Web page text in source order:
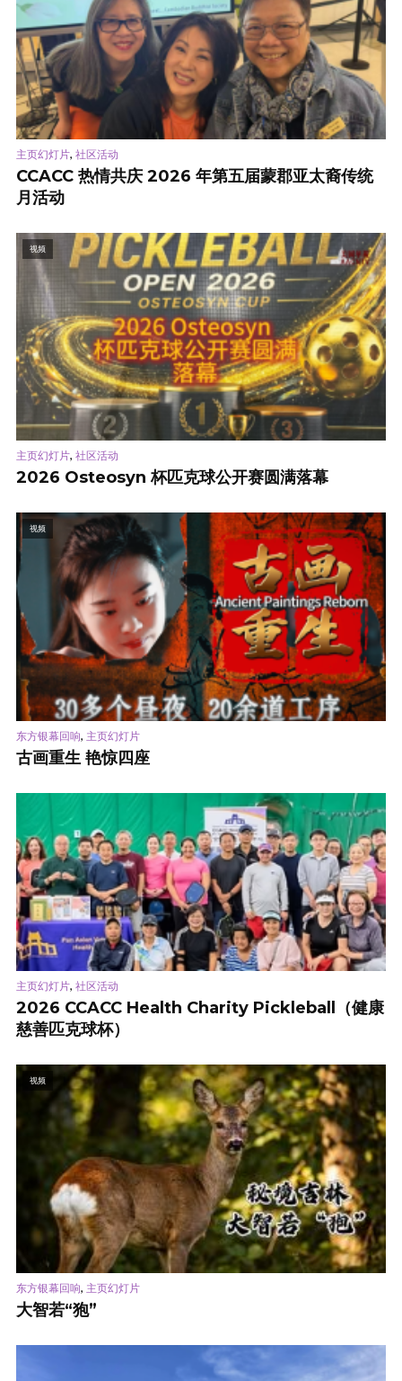
主页幻灯片, 社区活动
CCACC 热情共庆 2026 年第五届蒙郡亚太裔传统
月活动
视频
主页幻灯片, 社区活动
2026 Osteosyn 杯匹克球公开赛圆满落幕
视频
东方银幕回响, 主页幻灯片
古画重生 艳惊四座
主页幻灯片, 社区活动
2026 CCACC Health Charity Pickleball（健康
慈善匹克球杯）
视频
东方银幕回响, 主页幻灯片
大智若“狍”